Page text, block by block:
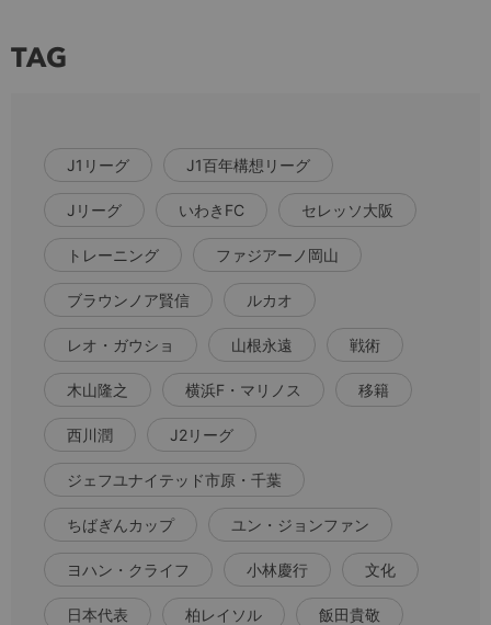
TAG
J1リーグ J1百年構想リーグ
Jリーグ いわきFC セレッソ大阪
トレーニング ファジアーノ岡山
ブラウンノア賢信 ルカオ
レオ・ガウショ 山根永遠 戦術
木山隆之 横浜F・マリノス 移籍
西川潤 J2リーグ
ジェフユナイテッド市原・千葉
ちばぎんカップ ユン・ジョンファン
ヨハン・クライフ 小林慶行 文化
日本代表 柏レイソル 飯田貴敬